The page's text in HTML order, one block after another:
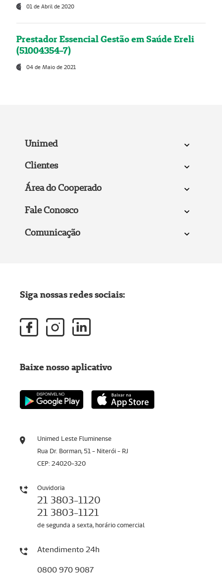
01 de Abril de 2020
Prestador Essencial Gestão em Saúde Ereli
(51004354-7)
04 de Maio de 2021
Unimed
Clientes
Área do Cooperado
Fale Conosco
Comunicação
Unimed Leste Fluminense
Rua Dr. Borman, 51 - Niterói - RJ
CEP: 24020-320
Ouvidoria
21 3803-1120
21 3803-1121
de segunda a sexta, horário comercial
Atendimento 24h
0800 970 9087
Siga nossas redes sociais:
Baixe nosso aplicativo